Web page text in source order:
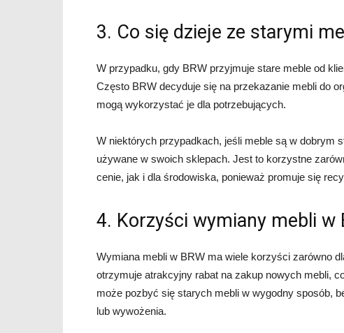
3. Co się dzieje ze starymi
W przypadku, gdy BRW przyjmuje stare meble od
Często BRW decyduje się na przekazanie mebli do
mogą wykorzystać je dla potrzebujących.
W niektórych przypadkach, jeśli meble są w dobrym
używane w swoich sklepach. Jest to korzystne
cenie, jak i dla środowiska, ponieważ promuje się
4. Korzyści wymiany mebli w
Wymiana mebli w BRW ma wiele korzyści zarówno
otrzymuje atrakcyjny rabat na zakup nowych mebli,
może pozbyć się starych mebli w wygodny sposób,
lub wywożenia.